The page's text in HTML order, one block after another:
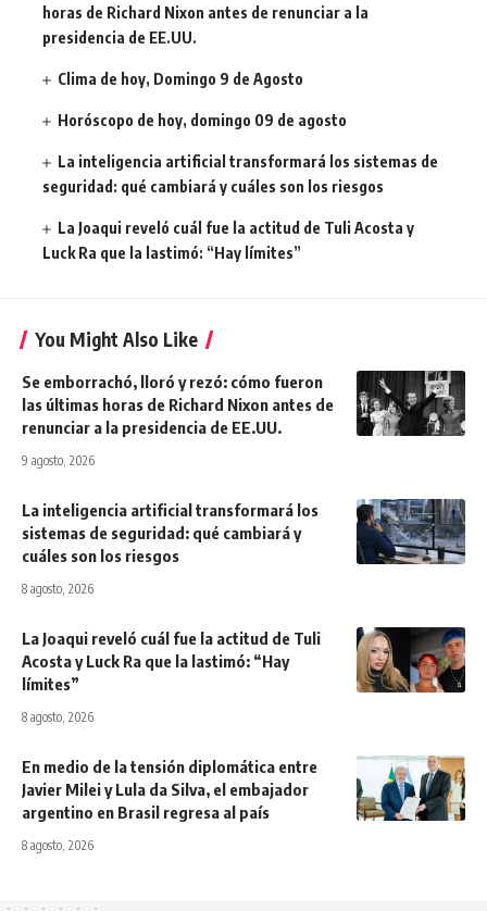
horas de Richard Nixon antes de renunciar a la
presidencia de EE.UU.
Clima de hoy, Domingo 9 de Agosto
Horóscopo de hoy, domingo 09 de agosto
La inteligencia artificial transformará los sistemas de
seguridad: qué cambiará y cuáles son los riesgos
La Joaqui reveló cuál fue la actitud de Tuli Acosta y
Luck Ra que la lastimó: “Hay límites”
You Might Also Like
Se emborrachó, lloró y rezó: cómo fueron
las últimas horas de Richard Nixon antes de
renunciar a la presidencia de EE.UU.
9 agosto, 2026
La inteligencia artificial transformará los
sistemas de seguridad: qué cambiará y
cuáles son los riesgos
8 agosto, 2026
La Joaqui reveló cuál fue la actitud de Tuli
Acosta y Luck Ra que la lastimó: “Hay
límites”
8 agosto, 2026
En medio de la tensión diplomática entre
Javier Milei y Lula da Silva, el embajador
argentino en Brasil regresa al país
8 agosto, 2026